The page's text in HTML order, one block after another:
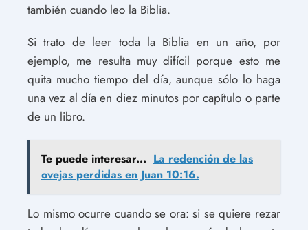
también cuando leo la Biblia.
Si trato de leer toda la Biblia en un año, por
ejemplo, me resulta muy difícil porque esto me
quita mucho tiempo del día, aunque sólo lo haga
una vez al día en diez minutos por capítulo o parte
de un libro.
Te puede interesar... La redención de las
ovejas perdidas en Juan 10:16.
Lo mismo ocurre cuando se ora: si se quiere rezar